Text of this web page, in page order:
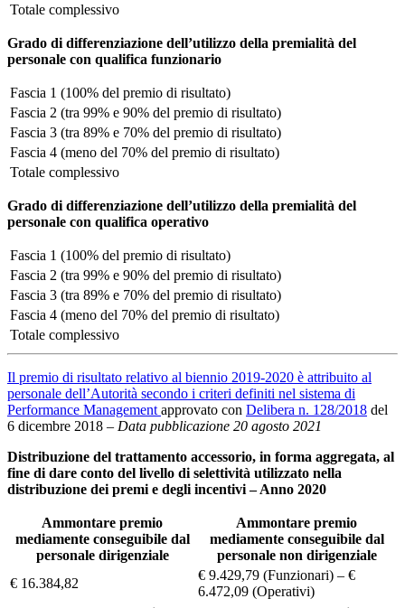
Totale complessivo
Grado di differenziazione dell’utilizzo della premialità del
personale con qualifica funzionario
Fascia 1 (100% del premio di risultato)
Fascia 2 (tra 99% e 90% del premio di risultato)
Fascia 3 (tra 89% e 70% del premio di risultato)
Fascia 4 (meno del 70% del premio di risultato)
Totale complessivo
Grado di differenziazione dell’utilizzo della premialità del
personale con qualifica operativo
Fascia 1 (100% del premio di risultato)
Fascia 2 (tra 99% e 90% del premio di risultato)
Fascia 3 (tra 89% e 70% del premio di risultato)
Fascia 4 (meno del 70% del premio di risultato)
Totale complessivo
Il premio di risultato relativo al biennio 2019-2020 è attribuito al
personale dell’Autorità secondo i criteri definiti nel sistema di
Performance Management approvato con Delibera n. 128/2018 del
6 dicembre 2018 – Data pubblicazione 20 agosto 2021
Distribuzione del trattamento accessorio, in forma aggregata, al
fine di dare conto del livello di selettività utilizzato nella
distribuzione dei premi e degli incentivi – Anno 2020
Ammontare premio
mediamente conseguibile dal
personale dirigenziale
Ammontare premio
mediamente conseguibile dal
personale non dirigenziale
€ 16.384,82
€ 9.429,79 (Funzionari) – €
6.472,09 (Operativi)